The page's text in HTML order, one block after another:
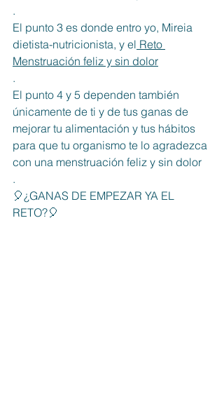
.
El punto 3 es donde entro yo, Mireia
dietista-nutricionista, y el Reto
Menstruación feliz y sin dolor
.
El punto 4 y 5 dependen también
únicamente de ti y de tus ganas de
mejorar tu alimentación y tus hábitos
para que tu organismo te lo agradezca
con una menstruación feliz y sin dolor
.
🎈¿GANAS DE EMPEZAR YA EL
RETO?🎈